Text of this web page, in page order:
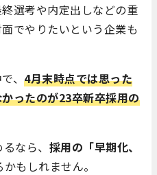
選考や内定出しなどの重
でやりたいという企業も
、 4月末時点では思った
ったのが23卒新卒採用の
なら、 採用の「早期化、
もしれません。